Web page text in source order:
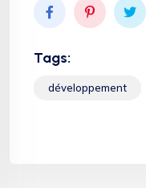
Tags:
développement